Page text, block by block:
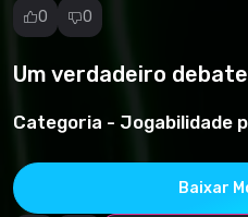
0 0
Um verdadeiro
Categoria - Jogabilidade
Baixar
Denunciar